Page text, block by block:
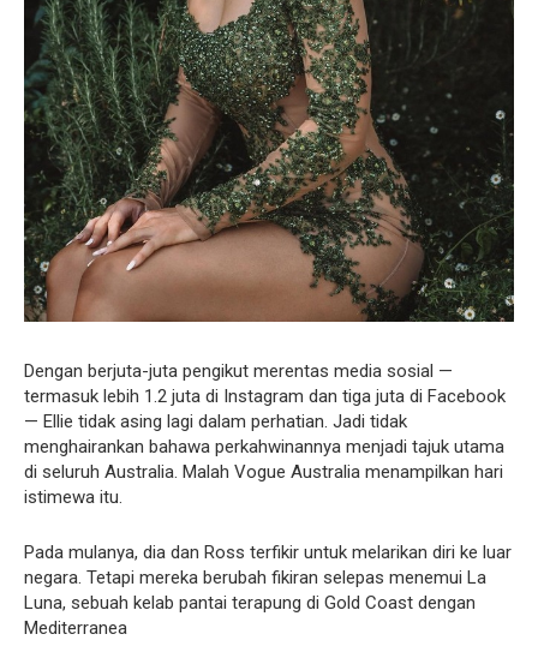
Dengan berjuta-juta pengikut merentas media sosial —
termasuk lebih 1.2 juta di Instagram dan tiga juta di Facebook
— Ellie tidak asing lagi dalam perhatian. Jadi tidak
menghairankan bahawa perkahwinannya menjadi tajuk utama
di seluruh Australia. Malah Vogue Australia menampilkan hari
istimewa itu.
Pada mulanya, dia dan Ross terfikir untuk melarikan diri ke luar
negara. Tetapi mereka berubah fikiran selepas menemui La
Luna, sebuah kelab pantai terapung di Gold Coast dengan
Mediterranea